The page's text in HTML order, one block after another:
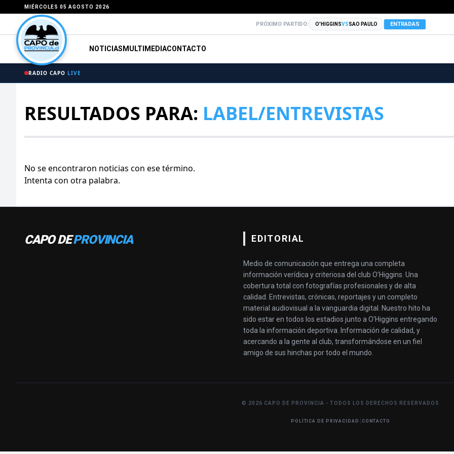
MIÉRCOLES 05 AGOSTO 2026
PRÓXIMO PARTIDO: O'HIGGINSVSSAO PAULO ENTRADAS
NOTICIAS MULTIMEDIACONTACTO
RADIO CAPO LIVE
RESULTADOS PARA: LABEL/ENTREVISTAS
No se encontraron noticias con ese término.
Intenta con otra palabra.
CAPO DEPROVINCIA EDITORIAL
Medio de comunicación que entrega una completa
información verídica y criteriosa del club O’Higgins. Una
cobertura total con fotografías profesionales y de alta
calidad. Entrevistas, crónicas, reportajes y un completo
material audiovisual a la vanguardia digital. Nuestro hito ha
sido estar en todos los estadios junto a O'Higgins entregando
toda la información deportiva. Información de calidad, y
acercando a la gente al club, transformándose en un fiel
amigo de sus hinchas por todo el mundo.
© 2026 CAPO DE PROVINCIA - TODOS LOS DERECHOS RESERVADOS
POLÍTICA DE PRIVACIDAD | CONTACTO